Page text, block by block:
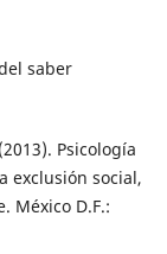
saber
Psicología
exclusión social,
México D.F.: